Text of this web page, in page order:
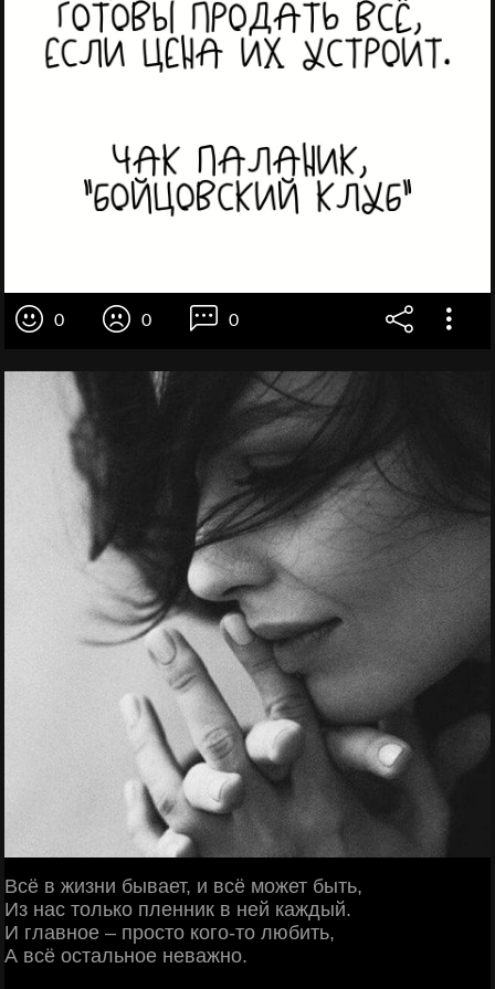
0 0 0
Всё в жизни бывает, и всё может быть,
Из нас только пленник в ней каждый.
И главное – просто кого-то любить,
А всё остальное неважно.